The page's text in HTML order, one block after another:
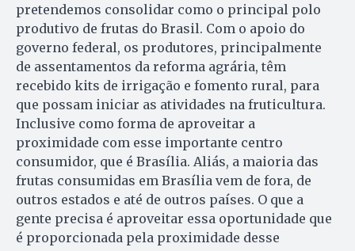
pretendemos consolidar como o principal polo
produtivo de frutas do Brasil. Com o apoio do
governo federal, os produtores, principalmente
de assentamentos da reforma agrária, têm
recebido kits de irrigação e fomento rural, para
que possam iniciar as atividades na fruticultura.
Inclusive como forma de aproveitar a
proximidade com esse importante centro
consumidor, que é Brasília. Aliás, a maioria das
frutas consumidas em Brasília vem de fora, de
outros estados e até de outros países. O que a
gente precisa é aproveitar essa oportunidade que
é proporcionada pela proximidade desse